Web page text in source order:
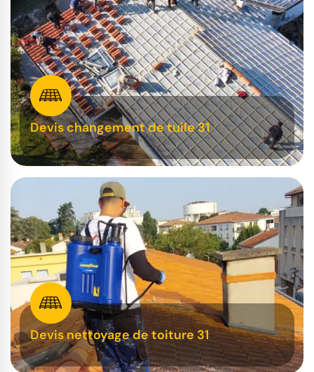
Devis changement de tuile 31
Devis nettoyage de toiture 31